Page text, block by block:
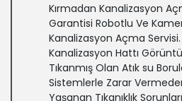
Kırmadan Kanalizasyon
Garantisi‎ Robotlu Ve
Kanalizasyon Açma
Kanalizasyon Hattı
Tıkanmış Olan Atık su
Sistemlerle Zarar
Yaşanan Tıkanıklık